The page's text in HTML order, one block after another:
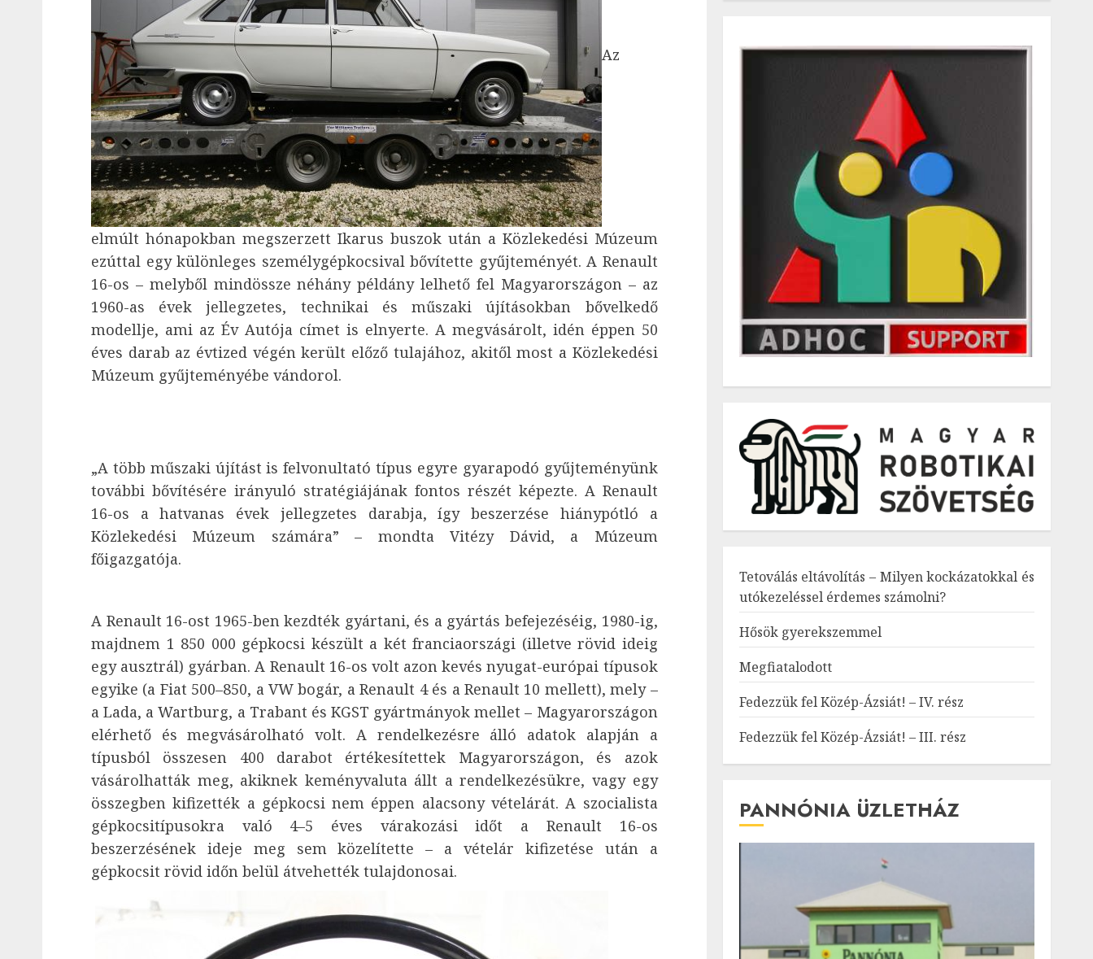
Az
elmúlt hónapokban megszerzett Ikarus buszok után a Közlekedési Múzeum
ezúttal egy különleges személygépkocsival bővítette gyűjteményét. A Renault
16-os – melyből mindössze néhány példány lelhető fel Magyarországon – az
1960-as évek jellegzetes, technikai és műszaki újításokban bővelkedő
modellje, ami az Év Autója címet is elnyerte. A megvásárolt, idén éppen 50
éves darab az évtized végén került előző tulajához, akitől most a Közlekedési
Múzeum gyűjteményébe vándorol.
„A több műszaki újítást is felvonultató típus egyre gyarapodó gyűjteményünk
további bővítésére irányuló stratégiájának fontos részét képezte. A Renault
16-os a hatvanas évek jellegzetes darabja, így beszerzése hiánypótló a
Közlekedési Múzeum számára” – mondta Vitézy Dávid, a Múzeum
főigazgatója.
A Renault 16-ost 1965-ben kezdték gyártani, és a gyártás befejezéséig, 1980-ig,
majdnem 1 850 000 gépkocsi készült a két franciaországi (illetve rövid ideig
egy ausztrál) gyárban. A Renault 16-os volt azon kevés nyugat-európai típusok
egyike (a Fiat 500–850, a VW bogár, a Renault 4 és a Renault 10 mellett), mely –
a Lada, a Wartburg, a Trabant és KGST gyártmányok mellet – Magyarországon
elérhető és megvásárolható volt. A rendelkezésre álló adatok alapján a
típusból összesen 400 darabot értékesítettek Magyarországon, és azok
vásárolhatták meg, akiknek keményvaluta állt a rendelkezésükre, vagy egy
összegben kifizették a gépkocsi nem éppen alacsony vételárát. A szocialista
gépkocsitípusokra való 4–5 éves várakozási időt a Renault 16-os
beszerzésének ideje meg sem közelítette – a vételár kifizetése után a
gépkocsit rövid időn belül átvehették tulajdonosai.
Tetoválás eltávolítás – Milyen kockázatokkal és
utókezeléssel érdemes számolni?
Hősök gyerekszemmel
Megfiatalodott
Fedezzük fel Közép-Ázsiát! – IV. rész
Fedezzük fel Közép-Ázsiát! – III. rész
PANNÓNIA ÜZLETHÁZ